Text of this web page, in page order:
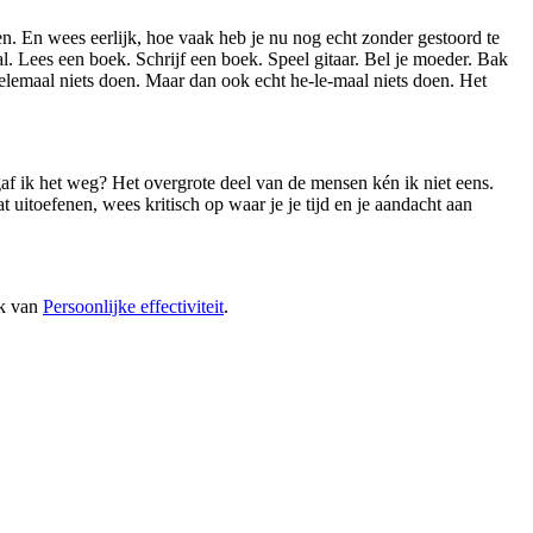
En wees eerlijk, hoe vaak heb je nu nog echt zonder gestoord te
Lees een boek. Schrijf een boek. Speel gitaar. Bel je moeder. Bak
niets doen. Maar dan ook echt he-le-maal niets doen. Het
ik het weg? Het overgrote deel van de mensen kén ik niet eens.
wees kritisch op waar je je tijd en je aandacht aan
van Persoonlijke effectiviteit.